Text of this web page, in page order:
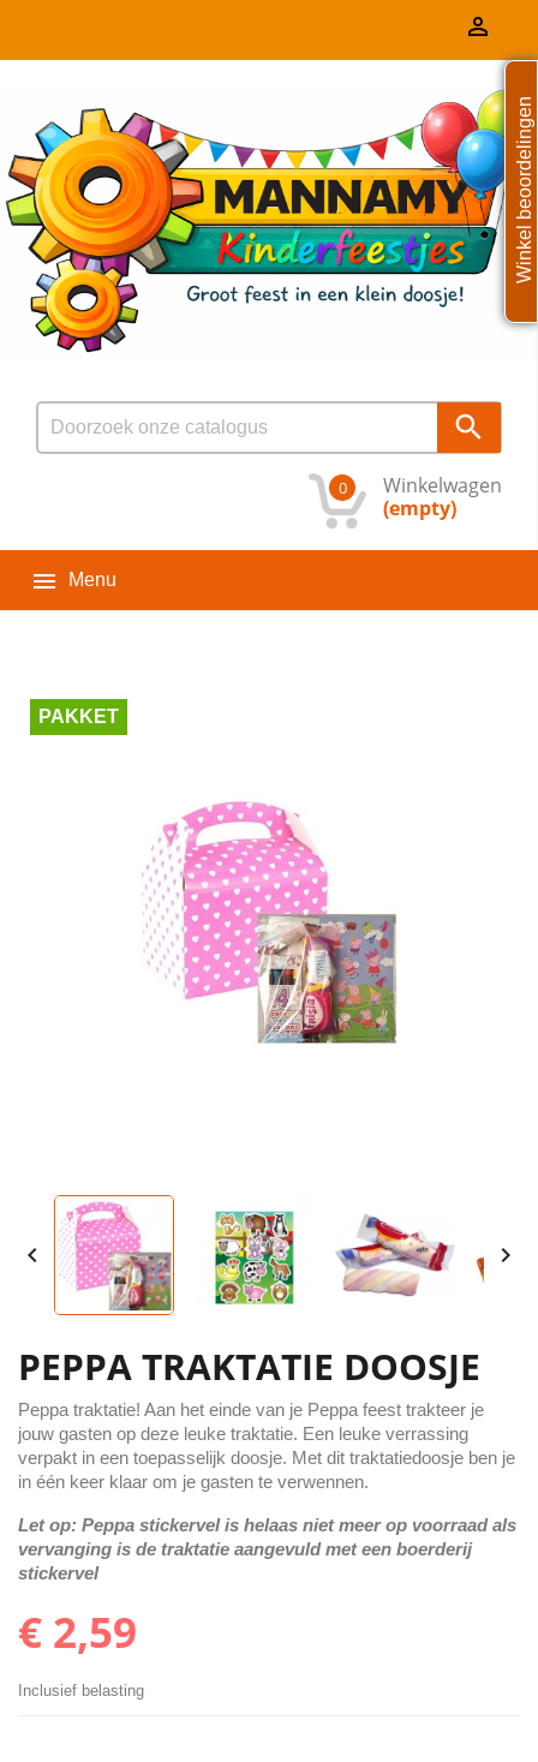


Winkelwagen
0
(empty)
 Menu
PAKKET
 
PEPPA TRAKTATIE DOOSJE
Peppa traktatie! Aan het einde van je Peppa feest trakteer je
jouw gasten op deze leuke traktatie. Een leuke verrassing
verpakt in een toepasselijk doosje. Met dit traktatiedoosje ben je
in één keer klaar om je gasten te verwennen.
Let op: Peppa stickervel is helaas niet meer op voorraad als
vervanging is de traktatie aangevuld met een boerderij
stickervel
€ 2,59
Inclusief belasting
Winkel beoordelingen